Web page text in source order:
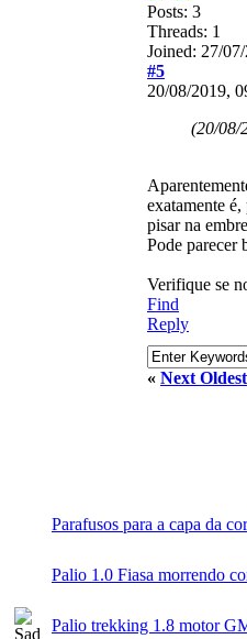
Posts: 3
Threads: 1
Joined: 27/
#5
20/08/2019,
(20/08/
exatamente
pisar na
Pode parecer
Verifique se
Find
Reply
« Next Oldest
Parafusos para a capa da
Palio 1.0 Fiasa morrendo
Palio trekking 1.8 motor